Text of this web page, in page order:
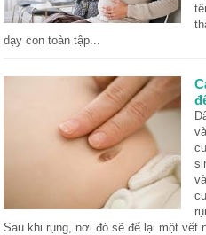
dạy con toàn tập...
Sau khi rụng, nơi đó sẽ để lại một vết